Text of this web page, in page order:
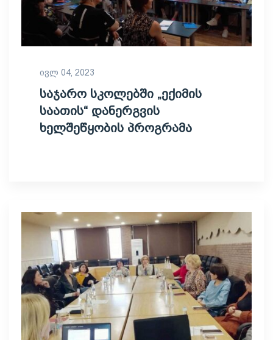
ივლ 04, 2023
საჯარო სკოლებში „ექიმის
საათის“ დანერგვის
ხელშეწყობის პროგრამა